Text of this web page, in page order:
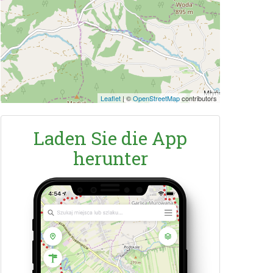
Leaflet | ©OpenStreetMapcontributors
Laden Sie die App
herunter